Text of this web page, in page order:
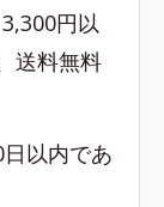
円以
送料無料
以内であ